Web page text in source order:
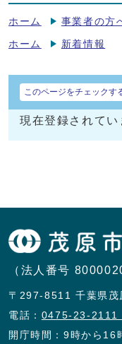
ホーム 事業者の方
ホーム 新着情報
このページをチェックす
現在登録されてい
（法人番号
〒297-8511 千葉県茂
電話： 0475-23-2111
開庁時間：9時から16